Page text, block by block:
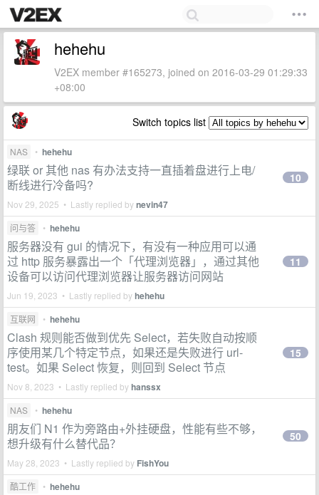
hehehu
V2EX member #165273, joined on 2016-03-29 01:29:33
+08:00
Switch topics list
NAS • hehehu
绿联 or 其他 nas 有办法支持一直插着盘进行上电/
断线进行冷备吗?
Nov 29, 2025 • Lastly replied bynevin47
10
问与答 • hehehu
服务器没有 gui 的情况下，有没有一种应用可以通
过 http 服务暴露出一个「代理浏览器」，通过其他
设备可以访问代理浏览器让服务器访问网站
Jun 19, 2023 • Lastly replied byhehehu
11
互联网 • hehehu
Clash 规则能否做到优先 Select，若失败自动按顺
序使用某几个特定节点，如果还是失败进行 url-
test。如果 Select 恢复，则回到 Select 节点
Nov 8, 2023 • Lastly replied byhanssx
15
NAS • hehehu
朋友们 N1 作为旁路由+外挂硬盘，性能有些不够，
想升级有什么替代品？
May 28, 2023 • Lastly replied by FishYou
50
酷工作 • hehehu